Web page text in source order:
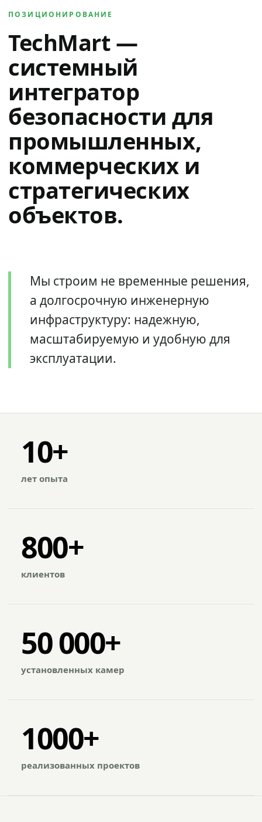
ПОЗИЦИОНИРОВАНИЕ
TechMart —
системный
интегратор
безопасности для
промышленных,
коммерческих и
стратегических
объектов.
Мы строим не временные решения,
а долгосрочную инженерную
инфраструктуру: надежную,
масштабируемую и удобную для
эксплуатации.
10+
лет опыта
800+
клиентов
50 000+
установленных камер
1000+
реализованных проектов